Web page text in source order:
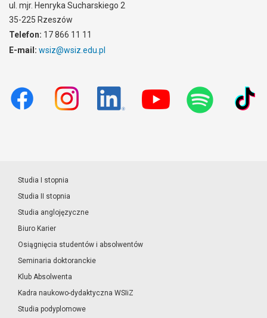
ul. mjr. Henryka Sucharskiego 2
35-225 Rzeszów
Telefon: 17 866 11 11
E-mail: wsiz@wsiz.edu.pl
Studia I stopnia
Studia II stopnia
Studia anglojęzyczne
Biuro Karier
Osiągnięcia studentów i absolwentów
Seminaria doktoranckie
Klub Absolwenta
Kadra naukowo-dydaktyczna WSIiZ
Studia podyplomowe